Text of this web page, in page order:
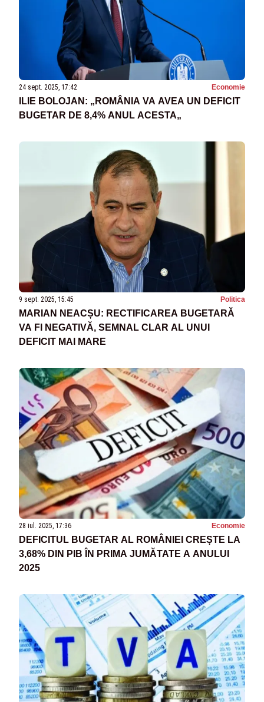
24 sept. 2025, 17:42 Economie
ILIE BOLOJAN: „ROMÂNIA VA AVEA UN DEFICIT
BUGETAR DE 8,4% ANUL ACESTA„
9 sept. 2025, 15:45 Politica
MARIAN NEACȘU: RECTIFICAREA BUGETARĂ
VA FI NEGATIVĂ, SEMNAL CLAR AL UNUI
DEFICIT MAI MARE
28 iul. 2025, 17:36 Economie
DEFICITUL BUGETAR AL ROMÂNIEI CREȘTE LA
3,68% DIN PIB ÎN PRIMA JUMĂTATE A ANULUI
2025